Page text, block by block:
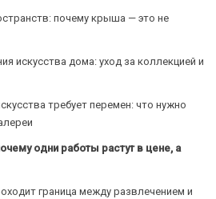
почему крыша — это не
искусства дома: уход за коллекцией и
требует перемен: что нужно
одни работы растут в цене, а
граница между развлечением и